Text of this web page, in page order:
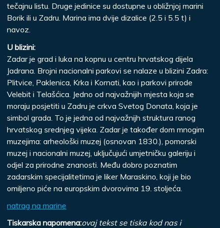
tečajnu listu. Druge jedinice su dostupne u obližnjoj marini
Borik ili u Zadru. Marina ima dvije dizalice (2.5 i 5.5 t) i
navoz.
U blizini:
Zadar je grad i luka na kopnu u centru hrvatskog dijela
Jadrana. Brojni nacionalni parkovi se nalaze u blizini Zadra:
Plitvice, Paklenica, Krka i Kornati, kao i parkovi prirode
Velebit i Telašćica. Jedno od najvažnijih mjesta koja se
moraju posjetiti u Zadru je crkva Svetog Donata, koja je
simbol grada. To je jedna od najvažnijh struktura ranog
hrvatskog srednjeg vijeka. Zadar je također dom mnogim
muzejima: arheološki muzej (osnovan 1830.), pomorski
muzej i nacionalni muzej, uključujući umjetničku galeriju i
odjel za prirodne znanosti. Među dobro poznatim
zadarskim specijalitetima je liker Maraskino, koji je bio
omiljeno piće na europskim dvorovima 19. stoljeća.
natrag na marine
Tiskarska napomena:ovaj tekst se tiska kod nas i